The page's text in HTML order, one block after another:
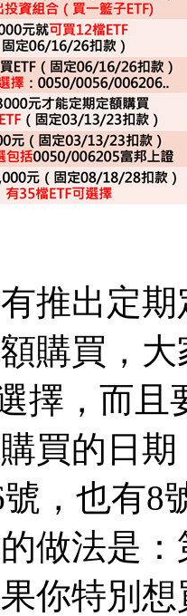
推出定
購買，
擇，而
買的日
，也有8
做法是
你特別